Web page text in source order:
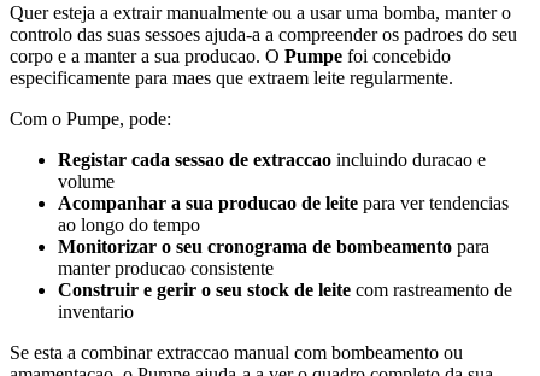
Quer esteja a extrair manualmente ou a usar uma bomba, manter o
controlo das suas sessoes ajuda-a a compreender os padroes do seu
corpo e a manter a sua producao. O Pumpe foi concebido
especificamente para maes que extraem leite regularmente.
Com o Pumpe, pode:
Registar cada sessao de extraccao incluindo duracao e
volume
Acompanhar a sua producao de leite para ver tendencias
ao longo do tempo
Monitorizar o seu cronograma de bombeamento para
manter producao consistente
Construir e gerir o seu stock de leite com rastreamento de
inventario
Se esta a combinar extraccao manual com bombeamento ou